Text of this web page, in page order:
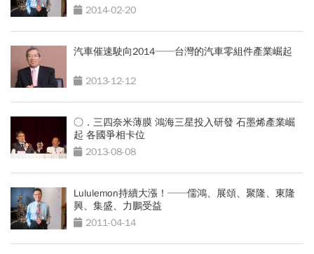
2014-02-20
汽車催速駛向2014──台灣的汽車零組件產業崛起
2013-12-12
○．三四奈米薄膜 鴻海三星投入研發 石墨烯產業崛
起 各國爭相卡位
2013-08-08
Lululemon持續大漲！──儒鴻、展頌、聚隆、東隆
興、集盛、力鵬受益
2011-04-14